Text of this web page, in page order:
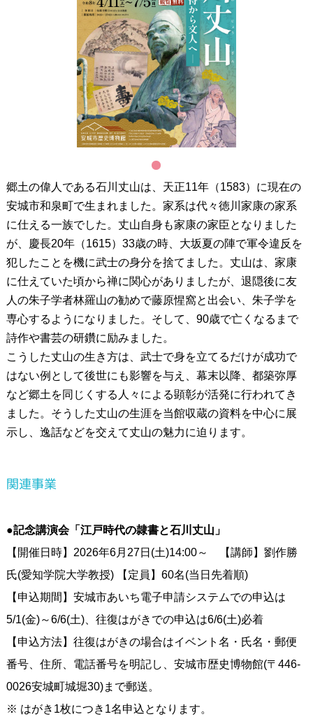
郷土の偉人である石川丈山は、天正11年（1583）に現在の
安城市和泉町で生まれました。家系は代々徳川家康の家系
に仕える一族でした。丈山自身も家康の家臣となりました
が、慶長20年（1615）33歳の時、大坂夏の陣で軍令違反を
犯したことを機に武士の身分を捨てました。丈山は、家康
に仕えていた頃から禅に関心がありましたが、退隠後に友
人の朱子学者林羅山の勧めで藤原惺窩と出会い、朱子学を
専心するようになりました。そして、90歳で亡くなるまで
詩作や書芸の研鑽に励みました。
こうした丈山の生き方は、武士で身を立てるだけが成功で
はない例として後世にも影響を与え、幕末以降、都築弥厚
など郷土を同じくする人々による顕彰が活発に行われてき
ました。そうした丈山の生涯を当館収蔵の資料を中心に展
示し、逸話などを交えて丈山の魅力に迫ります。
関連事業
●記念講演会「江戸時代の隷書と石川丈山」
【開催日時】2026年6月27日(土)14:00～ 【講師】劉作勝
氏(愛知学院大学教授) 【定員】60名(当日先着順)
【申込期間】安城市あいち電子申請システムでの申込は
5/1(金)～6/6(土)、往復はがきでの申込は6/6(土)必着
【申込方法】往復はがきの場合はイベント名・氏名・郵便
番号、住所、電話番号を明記し、安城市歴史博物館(〒446-
0026安城町城堀30)まで郵送。
※ はがき1枚につき1名申込となります。